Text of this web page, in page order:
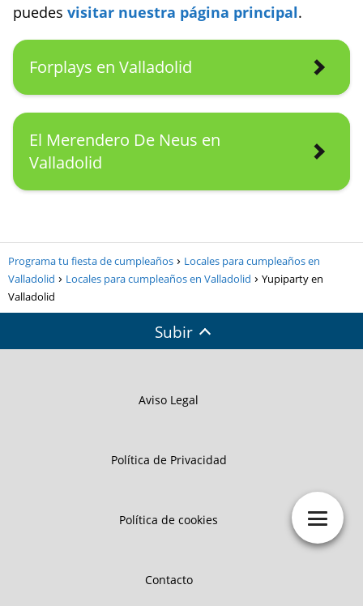
puedes visitar nuestra página principal.
Forplays en Valladolid
El Merendero De Neus en
Valladolid
Programa tu fiesta de cumpleaños
Locales para cumpleaños en
Valladolid
Locales para cumpleaños en Valladolid
Yupiparty en
Valladolid
Subir
Aviso Legal
Política de Privacidad
Política de cookies
Contacto